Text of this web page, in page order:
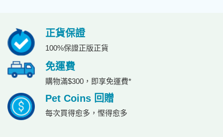
正貨保證
100%保證正版正貨
免運費
購物滿$300，即享免運費*
Pet Coins 回贈
每次買得愈多，慳得愈多